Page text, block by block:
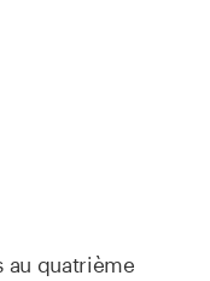
au quatrième